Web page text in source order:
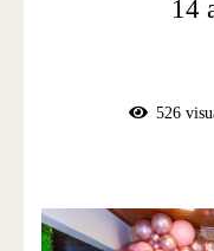
14
526